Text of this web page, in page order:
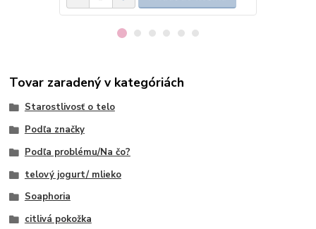
Tovar zaradený v kategóriách
Starostlivosť o telo
Podľa značky
Podľa problému/Na čo?
telový jogurt/ mlieko
Soaphoria
citlivá pokožka